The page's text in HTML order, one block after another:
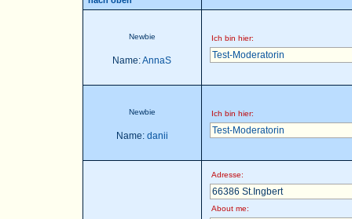
Newbie
Name:AnnaS
Ich bin hier:
Test-Moderatorin
Newbie
Name: danii
Ich bin hier:
Test-Moderatorin
Adresse:
66386 St.Ingbert
About me: